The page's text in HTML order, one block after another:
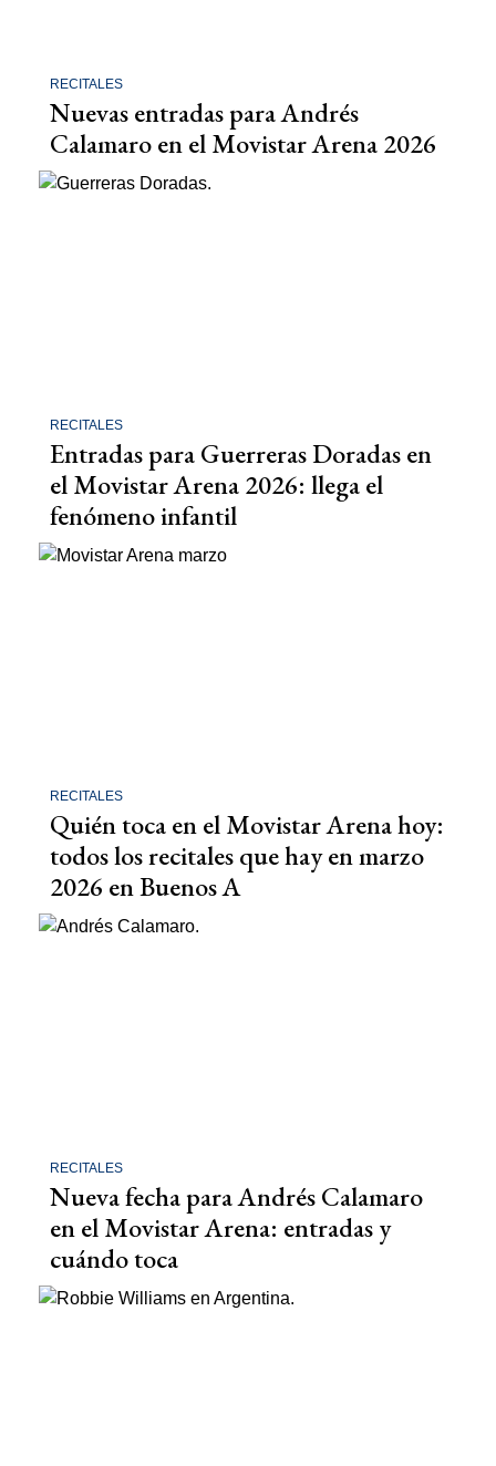
RECITALES
Nuevas entradas para Andrés
Calamaro en el Movistar Arena 2026
RECITALES
Entradas para Guerreras Doradas en
el Movistar Arena 2026: llega el
fenómeno infantil
RECITALES
Quién toca en el Movistar Arena hoy:
todos los recitales que hay en marzo
2026 en Buenos A
RECITALES
Nueva fecha para Andrés Calamaro
en el Movistar Arena: entradas y
cuándo toca